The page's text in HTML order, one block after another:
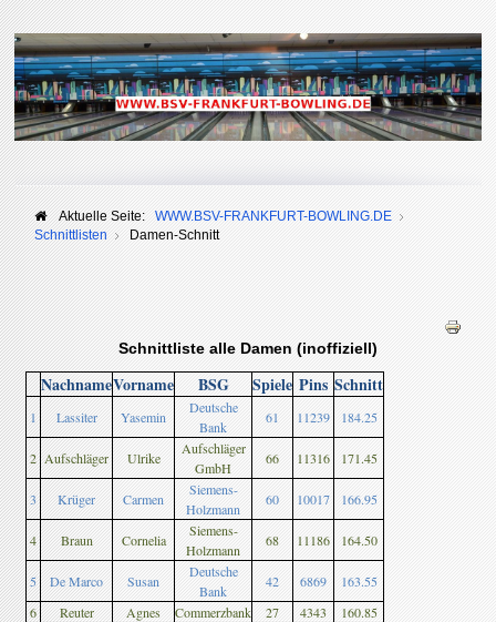
Aktuelle Seite:WWW.BSV-FRANKFURT-BOWLING.DE
Schnittlisten
Damen-Schnitt
Schnittliste alle Damen (inoffiziell)
NachnameVorname BSG Spiele Pins Schnitt
1 Lassiter Yasemin
Deutsche
Bank
61 11239 184.25
2 Aufschläger Ulrike
Aufschläger
GmbH
66 11316 171.45
3 Krüger Carmen
Siemens-
Holzmann
60 10017 166.95
4 Braun Cornelia
Siemens-
Holzmann
68 11186 164.50
5 De Marco Susan
Deutsche
Bank
42 6869
163.55
6
Reuter Agnes Commerzbank 27 4343
160.85